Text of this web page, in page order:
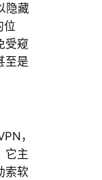
隐藏
位
受窥
至是
，
它主
索软